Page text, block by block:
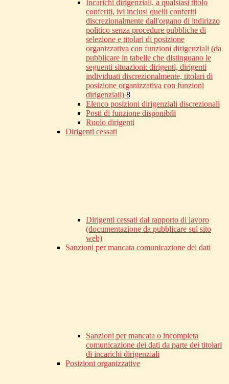
Incarichi dirigenziali, a qualsiasi titolo
conferiti, ivi inclusi quelli conferiti
discrezionalmente dall'organo di indirizzo
politico senza procedure pubbliche di
selezione e titolari di posizione
organizzativa con funzioni dirigenziali (da
pubblicare in tabelle che distinguano le
seguenti situazioni: dirigenti, dirigenti
individuati discrezionalmente, titolari di
posizione organizzativa con funzioni
dirigenziali) 8
Elenco posizioni dirigenziali discrezionali
Posti di funzione disponibili
Ruolo dirigenti
Dirigenti cessati
Dirigenti cessati dal rapporto di lavoro
(documentazione da pubblicare sul sito
web)
Sanzioni per mancata comunicazione dei dati
Sanzioni per mancata o incompleta
comunicazione dei dati da parte dei titolari
di incarichi dirigenziali
Posizioni organizzative